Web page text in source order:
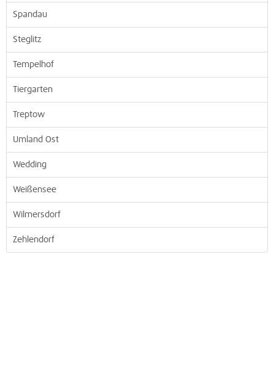
Spandau
Steglitz
Tempelhof
Tiergarten
Treptow
Umland Ost
Wedding
Weißensee
Wilmersdorf
Zehlendorf